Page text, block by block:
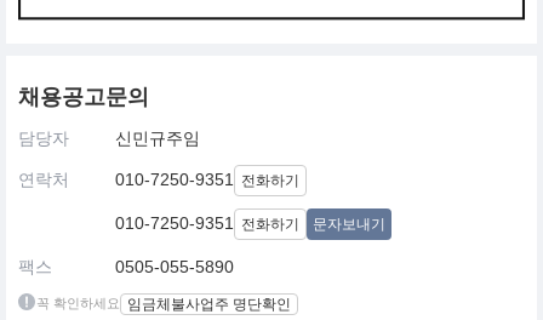
채용공고문의
담당자 신민규주임
연락처 010-7250-9351 전화하기
010-7250-9351 전화하기 문자보내기
팩스 0505-055-5890
꼭 확인하세요 임금체불사업주 명단확인